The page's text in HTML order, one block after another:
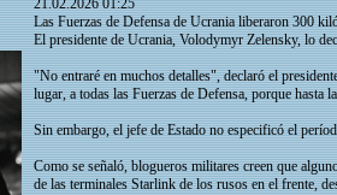
21.02.2026 01:25
Las Fuerzas de Defensa de Ucrania liberaron 300
El presidente de Ucrania, Volodymyr Zelensky, lo
"No entraré en muchos detalles", declaró el
lugar, a todas las Fuerzas de Defensa, porque
Sin embargo, el jefe de Estado no especificó el
Como se señaló, blogueros militares creen que
de las terminales Starlink de los rusos en el frente,